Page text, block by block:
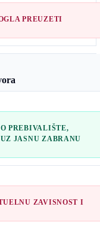
PREUZETI
PREBIVALIŠTE,
JASNU ZABRANU
ZAVISNOST I